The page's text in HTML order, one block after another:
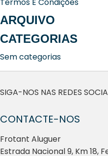
Termos E Condições
ARQUIVO
CATEGORIAS
Sem categorias
SIGA-NOS NAS REDES
CONTACTE-NOS
Frotant Aluguer
Estrada Nacional 9, Km 18,